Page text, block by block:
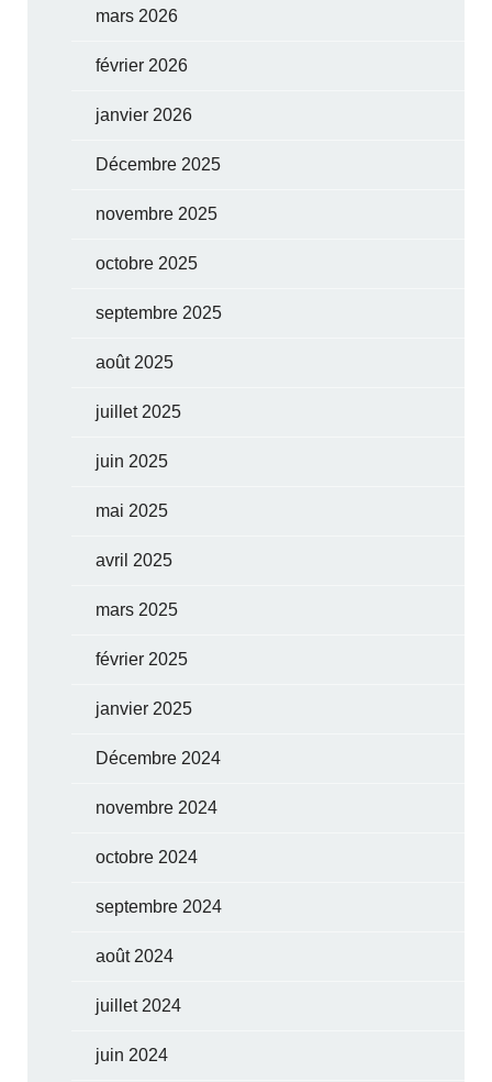
mars 2026
février 2026
janvier 2026
Décembre 2025
novembre 2025
octobre 2025
septembre 2025
août 2025
juillet 2025
juin 2025
mai 2025
avril 2025
mars 2025
février 2025
janvier 2025
Décembre 2024
novembre 2024
octobre 2024
septembre 2024
août 2024
juillet 2024
juin 2024